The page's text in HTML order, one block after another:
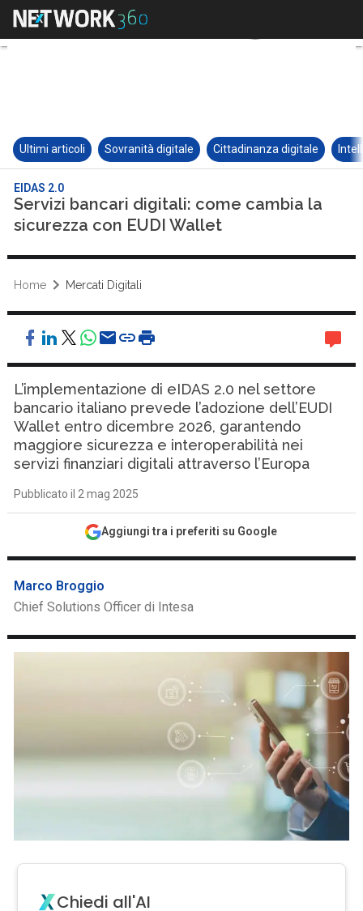
Ultimi articoli Sovranità digitale Cittadinanza digitale
EIDAS 2.0
Servizi bancari digitali: come cambia la
sicurezza con EUDI Wallet
Home Mercati Digitali
L’implementazione di eIDAS 2.0 nel settore
bancario italiano prevede l’adozione dell’EUDI
Wallet entro dicembre 2026, garantendo
maggiore sicurezza e interoperabilità nei
servizi finanziari digitali attraverso l’Europa
Pubblicato il 2 mag 2025
Aggiungi tra i preferiti su Google
Marco Broggio
Chief Solutions Officer di Intesa
Chiedi all'AI